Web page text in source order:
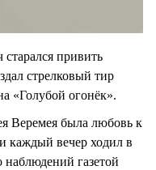
привить
стрелковый тир
«Голубой огонёк».
Веремея была любовь к
каждый вечер ходил в
наблюдений газетой